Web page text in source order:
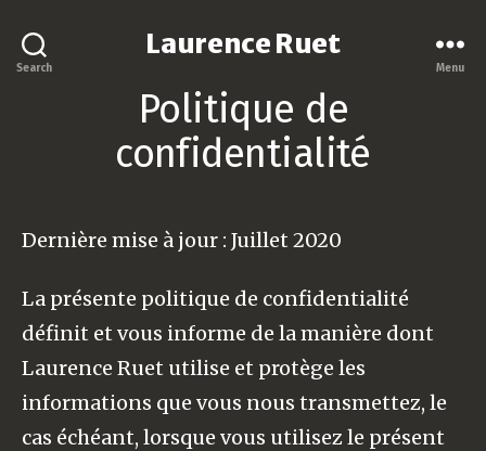
Search
Laurence Ruet
Menu
Politique de
confidentialité
Dernière mise à jour : Juillet 2020
La présente politique de confidentialité
définit et vous informe de la manière dont
Laurence Ruet utilise et protège les
informations que vous nous transmettez, le
cas échéant, lorsque vous utilisez le présent